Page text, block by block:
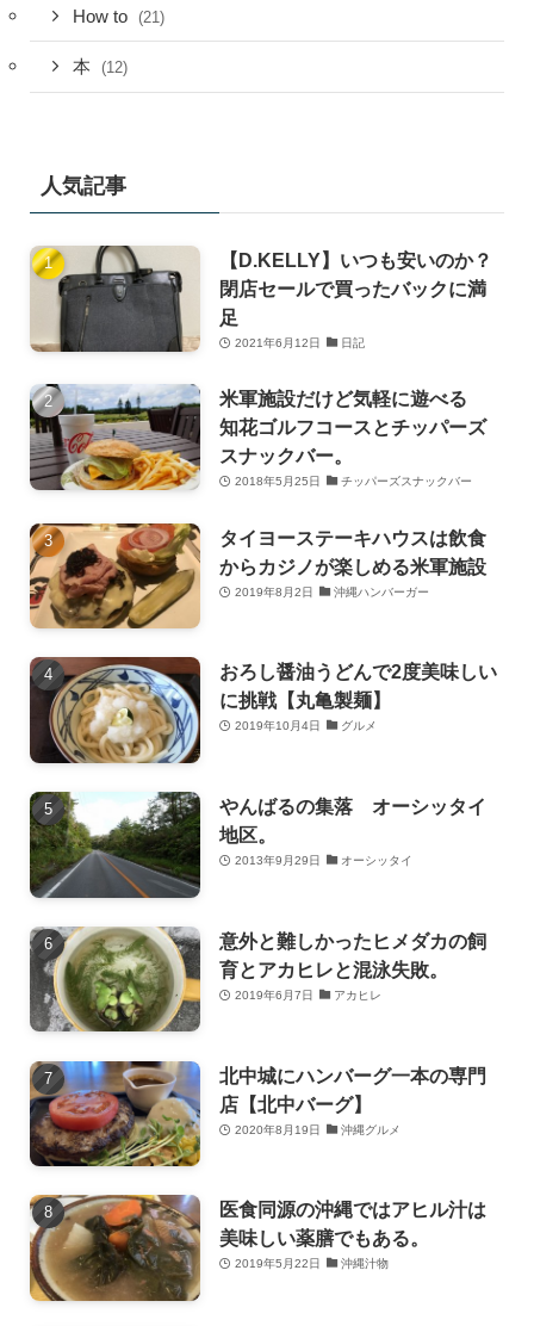
How to (21)
本 (12)
人気記事
【D.KELLY】いつも安いのか？
閉店セールで買ったバックに満
足
2021年6月12日 日記
米軍施設だけど気軽に遊べる
知花ゴルフコースとチッパーズ
スナックバー。
2018年5月25日 チッパーズスナックバー
タイヨーステーキハウスは飲食
からカジノが楽しめる米軍施設
2019年8月2日 沖縄ハンバーガー
おろし醤油うどんで2度美味しい
に挑戦【丸亀製麺】
2019年10月4日 グルメ
やんばるの集落 オーシッタイ
地区。
2013年9月29日 オーシッタイ
意外と難しかったヒメダカの飼
育とアカヒレと混泳失敗。
2019年6月7日 アカヒレ
北中城にハンバーグ一本の専門
店【北中バーグ】
2020年8月19日 沖縄グルメ
医食同源の沖縄ではアヒル汁は
美味しい薬膳でもある。
2019年5月22日 沖縄汁物